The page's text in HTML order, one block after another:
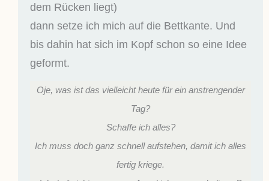
dem Rücken liegt)
dann setze ich mich auf die Bettkante. Und
bis dahin hat sich im Kopf schon so eine Idee
geformt.
Oje, was ist das vielleicht heute für ein anstrengender
Tag?
Schaffe ich alles?
Ich muss doch ganz schnell aufstehen, damit ich alles
fertig kriege.